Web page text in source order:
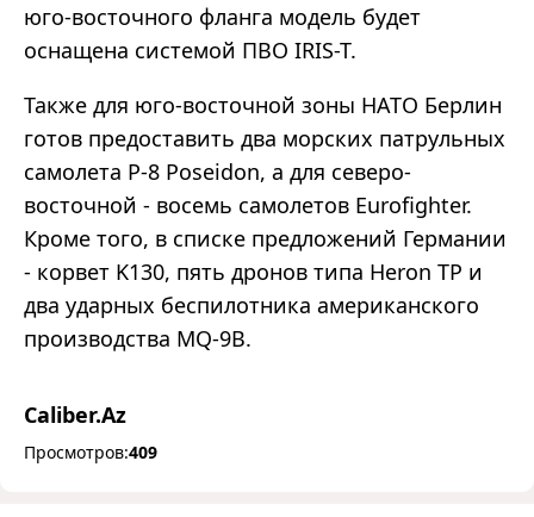
юго-восточного фланга модель будет
оснащена системой ПВО IRIS-T.
Также для юго-восточной зоны НАТО Берлин
готов предоставить два морских патрульных
самолета P-8 Poseidon, а для северо-
восточной - восемь самолетов Eurofighter.
Кроме того, в списке предложений Германии
- корвет K130, пять дронов типа Heron TP и
два ударных беспилотника американского
производства MQ-9B.
Caliber.Az
Просмотров:409